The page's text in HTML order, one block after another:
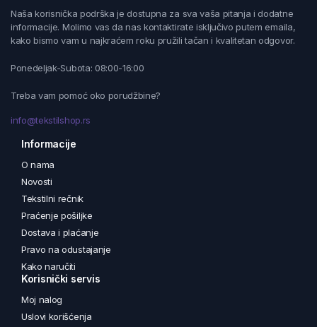
Naša korisnička podrška je dostupna za sva vaša pitanja i dodatne
informacije. Molimo vas da nas kontaktirate isključivo putem emaila,
kako bismo vam u najkraćem roku pružili tačan i kvalitetan odgovor.
Ponedeljak-Subota: 08:00-16:00
Treba vam pomoć oko porudžbine?
info@tekstilshop.rs
Informacije
O nama
Novosti
Tekstilni rečnik
Praćenje pošiljke
Dostava i plaćanje
Pravo na odustajanje
Kako naručiti
Korisnički servis
Moj nalog
Uslovi korišćenja